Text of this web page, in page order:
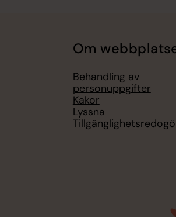
Om
Behandling av
personuppgifter
Kakor
Lyssna